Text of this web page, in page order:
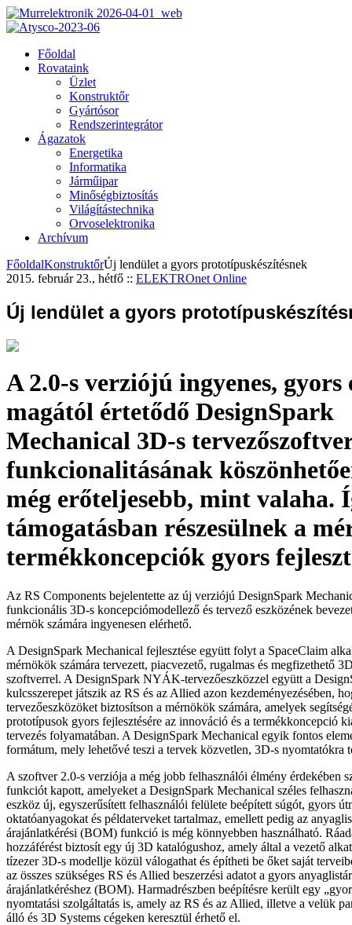
Főoldal
Rovataink
Üzlet
Konstruktőr
Gyártósor
Rendszerintegrátor
Ágazatok
Energetika
Informatika
Járműipar
Minőségbiztosítás
Világítástechnika
Orvoselektronika
Archívum
FőoldalKonstruktőrÚj lendület a gyors prototípuskészítésnek
2015. február 23., hétfő :: ELEKTROnet Online
Új lendület a gyors
A 2.0-s verziójú ingyenes, gyors
magától értetődő DesignSpark
Mechanical 3D-s
funkcionalitásának
még erőteljesebb, mint valaha.
támogatásban részesülnek a
termékkoncepciók gyors
Az RS Components bejelentette az új verziójú DesignSpark
funkcionális 3D-s koncepciómodellező és tervező eszközének
mérnök számára ingyenesen elérhető.
A DesignSpark Mechanical fejlesztése együtt folyt a SpaceClaim
mérnökök számára tervezett, piacvezető, rugalmas és megfizethető
szoftverrel. A DesignSpark NYÁK-tervezőeszközzel együtt a
kulcsszerepet játszik az RS és az Allied azon kezdeményezésében,
tervezőeszközöket biztosítson a mérnökök számára, amelyek
prototípusok gyors fejlesztésére az innováció és a termékkoncepció
tervezés folyamatában. A DesignSpark Mechanical egyik fontos
formátum, mely lehetővé teszi a tervek közvetlen, 3D-s nyomtatókra
A szoftver 2.0-s verziója a még jobb felhasználói élmény érdekében
funkciót kapott, amelyeket a DesignSpark Mechanical széles
eszköz új, egyszerűsített felhasználói felülete beépített súgót, gyors
oktatóanyagokat és példaterveket tartalmaz, emellett pedig az
árajánlatkérési (BOM) funkció is még könnyebben használható.
hozzáférést biztosít egy új 3D katalógushoz, amely által a vezető
tízezer 3D-s modellje közül válogathat és építheti be őket saját
az összes szükséges RS és Allied beszerzési adatot a gyors
árajánlatkéréshez (BOM). Harmadrészben beépítésre került egy
nyomtatási szolgáltatás is, amely az RS és az Allied, illetve a velük
álló és 3D Systems cégeken keresztül érhető el.